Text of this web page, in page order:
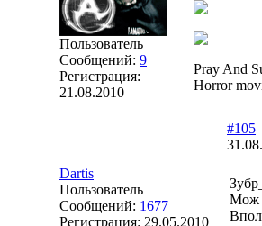
Пользователь
Сообщений: 9
Регистрация:
21.08.2010
Pray And
Horror
Dartis
Пользователь
Сообщений: 1677
Регистрация: 29.05.2010
#105
Мож